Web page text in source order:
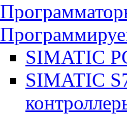
SIMATIC
SIMATIC